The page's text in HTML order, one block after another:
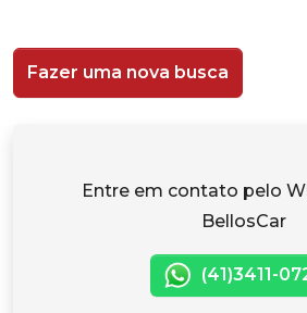
Fazer uma nova busca
Entre em contato pelo
BellosCar
(41)3411-